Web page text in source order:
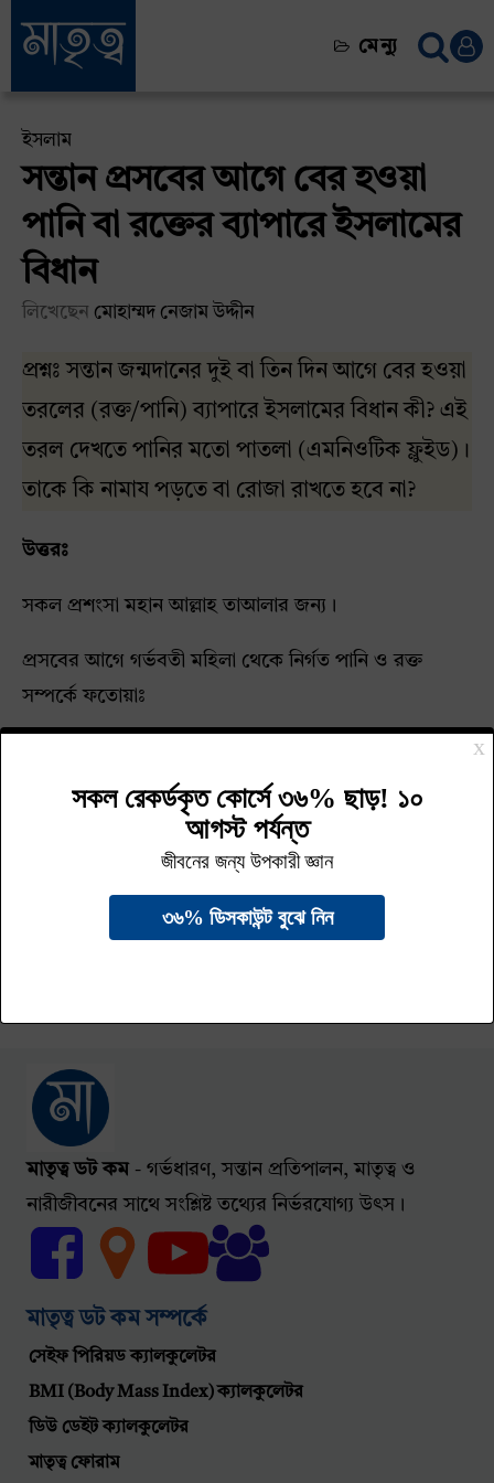
মেন্যু
ইসলাম
সন্তান প্রসবের আগে বের হওয়া
পানি বা রক্তের ব্যাপারে ইসলামের
বিধান
লিখেছেন মোহাম্মদ নেজাম উদ্দীন
প্রশ্নঃ সন্তান জন্মদানের দুই বা তিন দিন আগে বের হওয়া
তরলের (রক্ত/পানি) ব্যাপারে ইসলামের বিধান কী? এই
তরল দেখতে পানির মতো পাতলা (এমনিওটিক ফ্লুইড)।
তাকে কি নামায পড়তে বা রোজা রাখতে হবে না?
উত্তরঃ
সকল প্রশংসা মহান আল্লাহ তাআলার জন্য।
প্রসবের আগে গর্ভবতী মহিলা থেকে নির্গত পানি ও রক্ত
সম্পর্কে ফতোয়াঃ
Google Yahoo!
গুগল বা ইয়াহু বাটনে ক্লিক করে লগিন করুন। সমস্যা হলে সাপোর্টে নক করুন
মাতৃত্ব ডট কম- গর্ভধারণ, সন্তান প্রতিপালন, মাতৃত্ব ও
নারীজীবনের সাথে সংশ্লিষ্ট তথ্যের নির্ভরযোগ্য উৎস।
মাতৃত্ব ডট কম সম্পর্কে
সেইফ পিরিয়ড ক্যালকুলেটর
BMI (Body Mass Index) ক্যালকুলেটর
ডিউ ডেইট ক্যালকুলেটর
মাতৃত্ব ফোরাম